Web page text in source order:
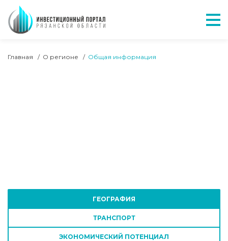
ХЛЕБНЫЕ КРОШКИ
Главная О регионе Общая информация
ГЕОГРАФИЯ
ТРАНСПОРТ
ЭКОНОМИЧЕСКИЙ ПОТЕНЦИАЛ